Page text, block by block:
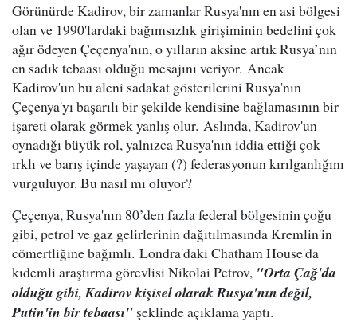
Görünürde Kadirov, bir zamanlar Rusya'nın en asi bölgesi
olan ve 1990'lardaki bağımsızlık girişiminin bedelini çok
ağır ödeyen Çeçenya'nın, o yılların aksine artık Rusya’nın
en sadık tebaası olduğu mesajını veriyor. Ancak
Kadirov'un bu aleni sadakat gösterilerini Rusya'nın
Çeçenya'yı başarılı bir şekilde kendisine bağlamasının bir
işareti olarak görmek yanlış olur. Aslında, Kadirov'un
oynadığı büyük rol, yalnızca Rusya'nın iddia ettiği çok
ırklı ve barış içinde yaşayan (?) federasyonun kırılganlığını
vurguluyor. Bu nasıl mı oluyor?
Çeçenya, Rusya'nın 80’den fazla federal bölgesinin çoğu
gibi, petrol ve gaz gelirlerinin dağıtılmasında Kremlin'in
cömertliğine bağımlı. Londra'daki Chatham House'da
kıdemli araştırma görevlisi Nikolai Petrov, "Orta Çağ'da
olduğu gibi, Kadirov kişisel olarak Rusya'nın değil,
Putin'in bir tebaası" şeklinde açıklama yaptı.